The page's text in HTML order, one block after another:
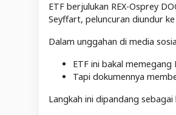
ETF berjulukan REX-Osprey
Seyffart, peluncuran diundur
Dalam unggahan di media
ETF ini bakal
Tapi dokumennya
Langkah ini dipandang